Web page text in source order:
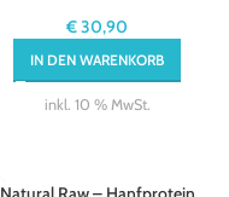
€30,90
IN DEN WARENKORB
inkl. 10 % MwSt.